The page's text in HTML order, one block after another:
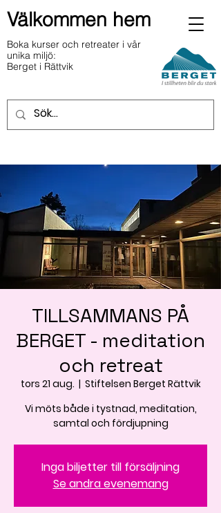
Välkommen hem
Boka kurser och retreater i vår
unika miljö:
Berget i Rättvik
TILLSAMMANS PÅ
BERGET - meditation
och retreat
tors 21 aug.
  |
Stiftelsen Berget Rättvik
Vi möts både i tystnad, meditation,
samtal och fördjupning
Inga biljetter till försäljning
Se andra evenemang